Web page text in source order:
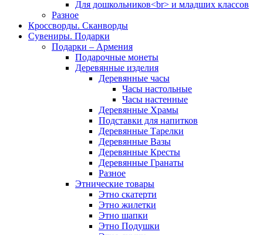
Для дошкольников<br> и младших классов
Разное
Кроссворды. Сканворды
Сувениры. Подарки
Подарки – Армения
Подарочные монеты
Деревянные изделия
Деревянные часы
Часы настольные
Часы настенные
Деревянные Храмы
Подставки для напитков
Деревянные Тарелки
Деревянные Вазы
Деревянные Кресты
Деревянные Гранаты
Разное
Этнические товары
Этно скатерти
Этно жилетки
Этно шапки
Этно Подушки